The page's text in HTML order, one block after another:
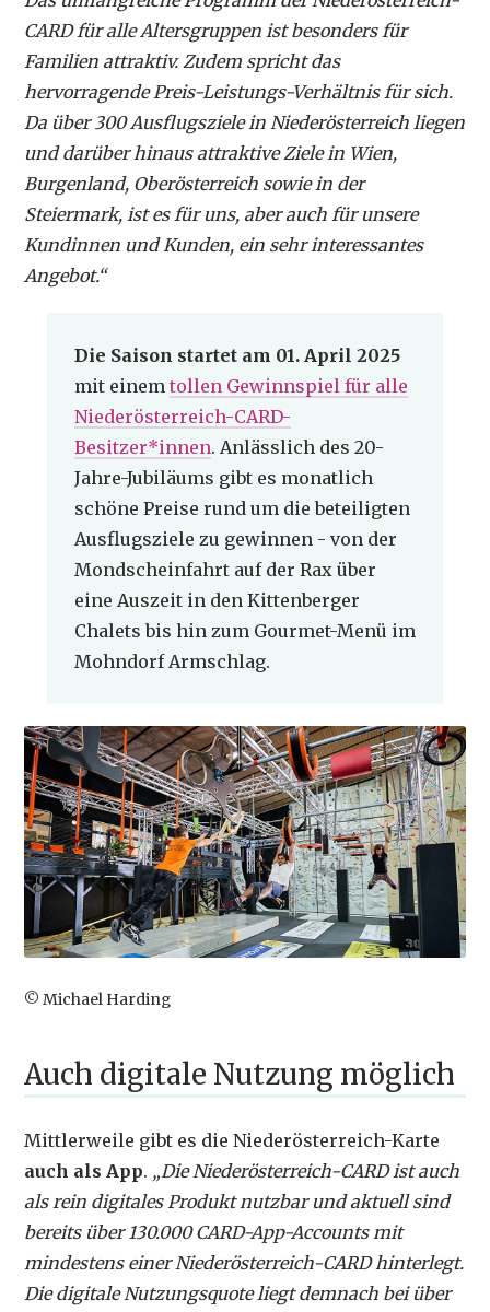
CARD für alle Altersgruppen ist besonders für
Familien attraktiv. Zudem spricht das
hervorragende Preis-Leistungs-Verhältnis für sich.
Da über 300 Ausflugsziele in Niederösterreich liegen
und darüber hinaus attraktive Ziele in Wien,
Burgenland, Oberösterreich sowie in der
Steiermark, ist es für uns, aber auch für unsere
Kundinnen und Kunden, ein sehr interessantes
Angebot.“
Die Saison startet am 01. April 2025
mit einem tollen Gewinnspiel für alle
Niederösterreich-CARD-
Besitzer*innen. Anlässlich des 20-
Jahre-Jubiläums gibt es monatlich
schöne Preise rund um die beteiligten
Ausflugsziele zu gewinnen - von der
Mondscheinfahrt auf der Rax über
eine Auszeit in den Kittenberger
Chalets bis hin zum Gourmet-Menü im
Mohndorf Armschlag.
© Michael Harding
Auch digitale Nutzung möglich
Mittlerweile gibt es die Niederösterreich-Karte
auch als App. „Die Niederösterreich-CARD ist auch
als rein digitales Produkt nutzbar und aktuell sind
bereits über 130.000 CARD-App-Accounts mit
mindestens einer Niederösterreich-CARD hinterlegt.
Die digitale Nutzungsquote liegt demnach bei über